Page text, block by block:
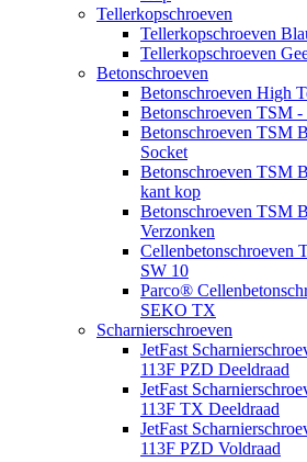
Tellerkopschroeven
Tellerkopschroeven
Tellerkopschroeven
Betonschroeven
Betonschroeven High
Betonschroeven TSM
Betonschroeven TSM
Socket
Betonschroeven TSM
kant kop
Betonschroeven TSM
Verzonken
Cellenbetonschroeven
SW 10
Parco®
SEKO TX
Scharnierschroeven
JetFast
113F PZD Deeldraad
JetFast
113F TX Deeldraad
JetFast
113F PZD Voldraad